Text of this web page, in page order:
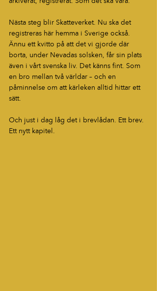
Nästa steg blir Skatteverket. Nu ska det
registreras här hemma i Sverige också.
Ännu ett kvitto på att det vi gjorde där
borta, under Nevadas solsken, får sin plats
även i vårt svenska liv. Det känns fint. Som
en bro mellan två världar – och en
påminnelse om att kärleken alltid hittar ett
sätt.
Och just i dag låg det i brevlådan. Ett brev.
Ett nytt kapitel.